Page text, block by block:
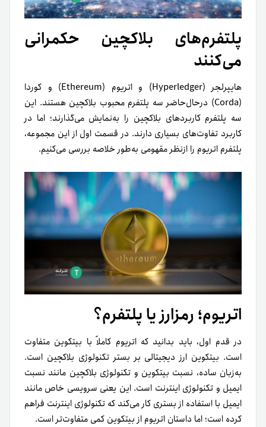
پلتفرم‌‌های بلاکچین حکمرانی
می‌کنند
هایپرلجر (Hyperledger) و اتریوم (Ethereum) و کوردا
(Corda) در‌حال‌حاضر سه پلتفرم محبوب بلاکچین هستند.‍‌ این
سه پلتفرم کاربردهای بلاکچین را به‌نمایش می‌گذارند؛ اما در‌
کاربرد تفاوت‌های بسیاری دارند. در قسمت اول از این مجموعه،
پلتفرم اتریوم را ازنظر مقهومی به‌طور خلاصه بررسی می‌کنیم.
اتریوم؛ رمزارز یا پلتفرم؟
در قدم اول، باید بدانید که اتریوم کاملاً با بیتکوین متفاوت
است. بیتکوین ارز دیجیتالی بر بستر تکنولوژی بلاکچین است.
به‌زبان ساده، نسبت بیتکوین و تکنولوژی بلاکچین مانند نسبت
ایمیل و تکنولوژی اینترنت است. این یعنی سرویسی خاص مانند
ایمیل با استفاده از بستری کار می‌کند که تکنولوژی اینترنت فراهم
کرده است؛ اما داستان اتریوم از بیتکوین کمی متفاوت‌تر است.